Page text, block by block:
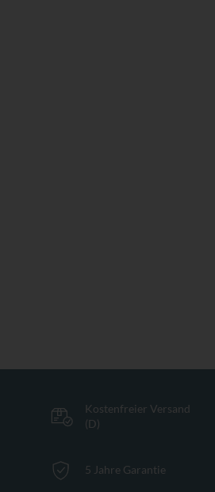
Kostenfreier Versand
(D)
5 Jahre Garantie